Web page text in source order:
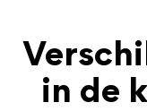
in de